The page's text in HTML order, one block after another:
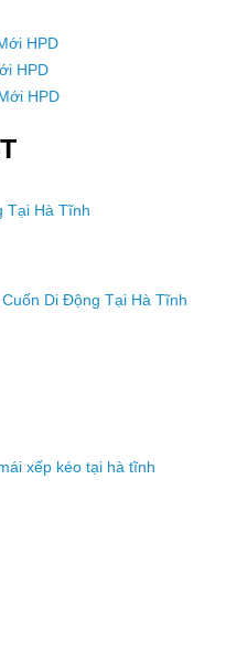
HPD
HPD
HPD
Tại Hà Tĩnh
Di Động Tại Hà Tĩnh
xếp kéo tại hà tĩnh